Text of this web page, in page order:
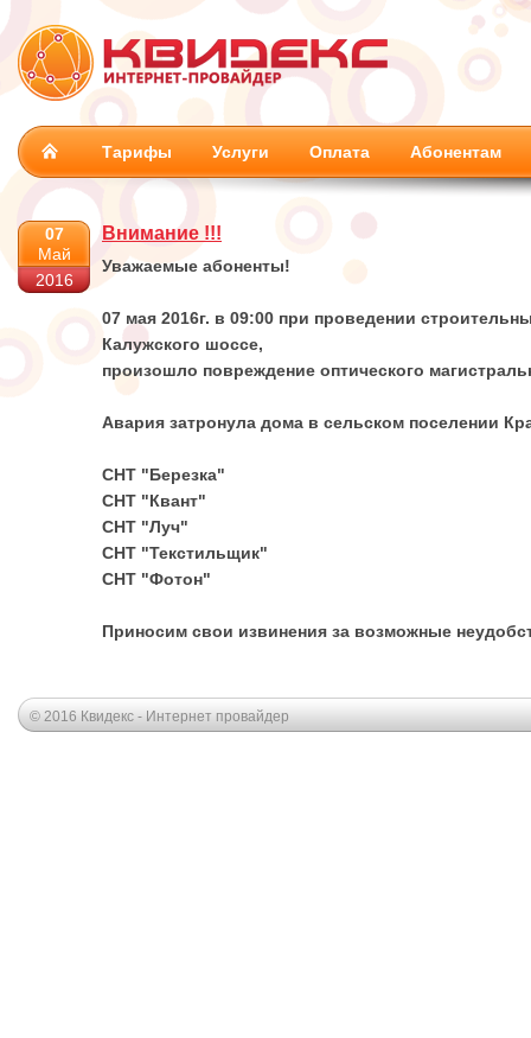
Тарифы Услуги Оплата Абонентам
07
Май
2016
Внимание !!!
Уважаемые абоненты!
07 мая 2016г. в 09:00 при проведении
Калужского шоссе,
произошло повреждение оптического
Авария затронула дома в сельском поселении
СНТ "Березка"
СНТ "Квант"
СНТ "Луч"
СНТ "Текстильщик"
СНТ "Фотон"
Приносим свои извинения за возможные
© 2016 Квидекс - Интернет провайдер